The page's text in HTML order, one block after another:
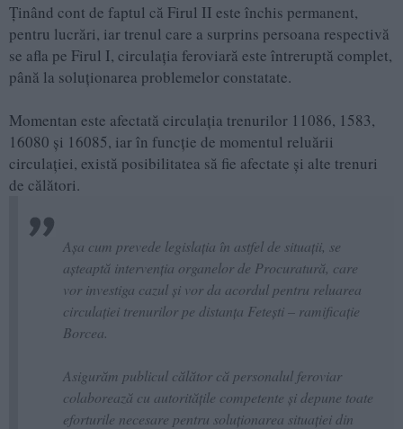
Ținând cont de faptul că Firul II este închis permanent,
pentru lucrări, iar trenul care a surprins persoana respectivă
se afla pe Firul I, circulația feroviară este întreruptă complet,
până la soluționarea problemelor constatate.
Momentan este afectată circulația trenurilor 11086, 1583,
16080 și 16085, iar în funcție de momentul reluării
circulației, există posibilitatea să fie afectate și alte trenuri
de călători.
Așa cum prevede legislația în astfel de situații, se
așteaptă intervenția organelor de Procuratură, care
vor investiga cazul și vor da acordul pentru reluarea
circulației trenurilor pe distanța Fetești – ramificație
Borcea.
Asigurăm publicul călător că personalul feroviar
colaborează cu autoritățile competente și depune toate
eforturile necesare pentru soluționarea situației din